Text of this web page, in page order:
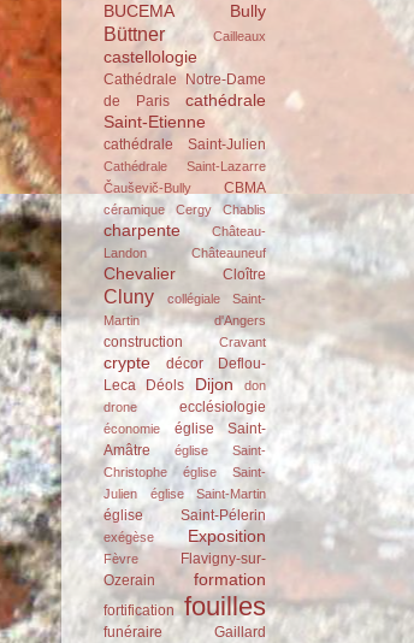
BUCEMA Bully
Büttner Cailleaux
castellologie
Cathédrale Notre-Dame
de Paris
cathédrale
Saint-Etienne
cathédrale Saint-Julien
Cathédrale Saint-Lazarre
Čauševič-Bully
CBMA
céramique Cergy Chablis
charpente
Château-
Landon
Châteauneuf
Chevalier Cloître
Cluny
collégiale Saint-
Martin d'Angers
construction Cravant
crypte décor
Deflou-
Leca
Déols Dijon
don
drone
ecclésiologie
économie
église Saint-
Amâtre
église Saint-
Christophe
église Saint-
Julien
église Saint-Martin
église Saint-Pélerin
exégèse Exposition
Fèvre
Flavigny-sur-
Ozerain
formation
fortification fouilles
funéraire Gaillard